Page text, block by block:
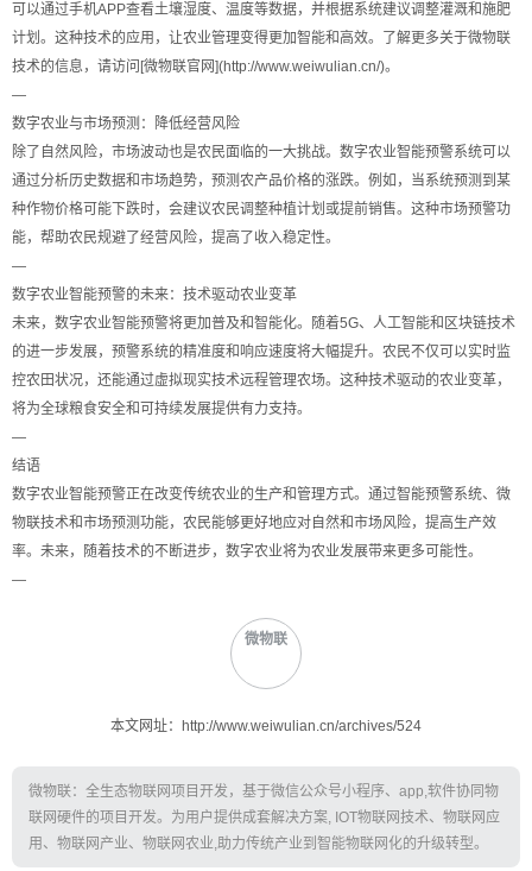
可以通过手机APP查看土壤湿度、温度等数据，并根据系统建议调整灌溉和施肥
计划。这种技术的应用，让农业管理变得更加智能和高效。了解更多关于微物联
技术的信息，请访问[微物联官网](http://www.weiwulian.cn/)。
—
数字农业与市场预测：降低经营风险
除了自然风险，市场波动也是农民面临的一大挑战。数字农业智能预警系统可以
通过分析历史数据和市场趋势，预测农产品价格的涨跌。例如，当系统预测到某
种作物价格可能下跌时，会建议农民调整种植计划或提前销售。这种市场预警功
能，帮助农民规避了经营风险，提高了收入稳定性。
—
数字农业智能预警的未来：技术驱动农业变革
未来，数字农业智能预警将更加普及和智能化。随着5G、人工智能和区块链技术
的进一步发展，预警系统的精准度和响应速度将大幅提升。农民不仅可以实时监
控农田状况，还能通过虚拟现实技术远程管理农场。这种技术驱动的农业变革，
将为全球粮食安全和可持续发展提供有力支持。
—
结语
数字农业智能预警正在改变传统农业的生产和管理方式。通过智能预警系统、微
物联技术和市场预测功能，农民能够更好地应对自然和市场风险，提高生产效
率。未来，随着技术的不断进步，数字农业将为农业发展带来更多可能性。
—
微物联
本文网址：http://www.weiwulian.cn/archives/524
微物联：全生态物联网项目开发，基于微信公众号小程序、app,软件协同物
联网硬件的项目开发。为用户提供成套解决方案, IOT物联网技术、物联网应
用、物联网产业、物联网农业,助力传统产业到智能物联网化的升级转型。